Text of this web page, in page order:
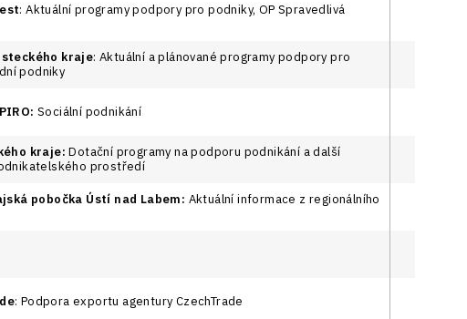
: Aktuální programy podpory pro podniky, OP Spravedlivá
kraje: Aktuální a plánované programy podpory pro
podniky
Sociální podnikání
kraje:Dotační programy na podporu podnikání a další
prostředí
pobočka Ústí nad Labem: Aktuální informace z regionálního
: Podpora exportu agentury CzechTrade